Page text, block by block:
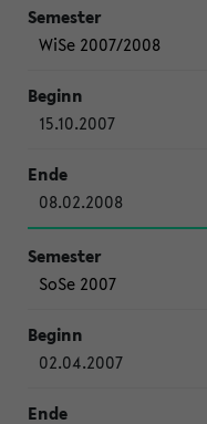
WiSe 2007/2008
15.10.2007
08.02.2008
SoSe 2007
02.04.2007